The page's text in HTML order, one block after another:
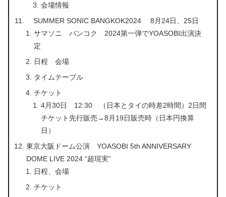
会場情報
SUMMER SONIC BANGKOK2024 8月24日、25日
サマソニ バンコク 2024第一弾でYOASOBI出演決
定
日程 会場
タイムテーブル
チケット
4月30日 12:30 （日本とタイの時差2時間）2日間
チケット先行販売→8月19日販売時（日本円換算
日）
東京大阪ドーム公演 YOASOBI 5th ANNIVERSARY
DOME LIVE 2024 “超現実”
日程、会場
チケット